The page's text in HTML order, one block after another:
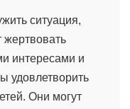
ситуация,
жертвовать
интересами и
удовлетворить
Они могут